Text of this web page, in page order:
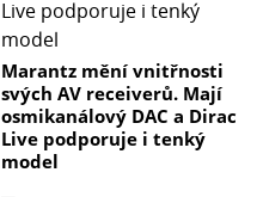
Marantz mění vnitřnosti
svých AV receiverů. Mají
osmikanálový DAC a Dirac
Live podporuje i tenký
model